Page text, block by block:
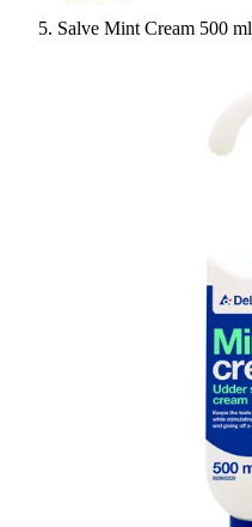
Salve Mint Cream 500 ml